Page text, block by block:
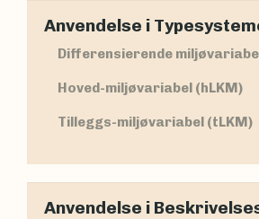
Anvendelse i
Differensierende
Hoved-miljøvariabel (hLKM)
Tilleggs-miljøvariabel (tLKM)
Anvendelse i